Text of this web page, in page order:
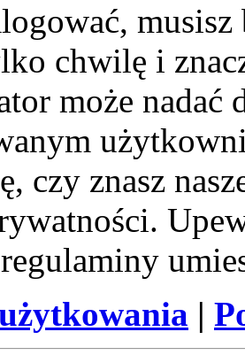
chwilę i
może nadać
czy znasz
|